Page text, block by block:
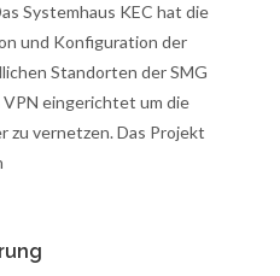
Systemhaus KEC hat die
und Konfiguration der
Standorten der SMG
eingerichtet um die
zu vernetzen. Das Projekt